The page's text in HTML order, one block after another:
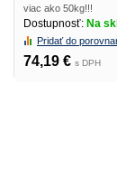
viac ako 50kg!!!
Dostupnosť: Na
Pridať do
74,19 € s DPH